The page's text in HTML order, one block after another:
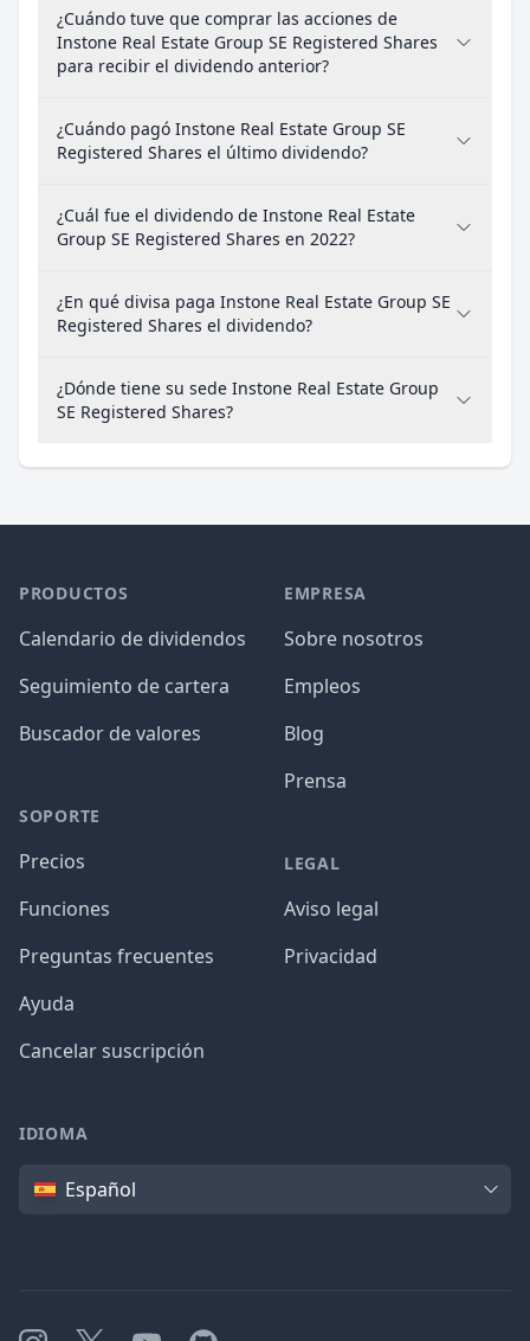
¿Cuándo tuve que comprar las acciones de
Instone Real Estate Group SE Registered Shares
para recibir el dividendo anterior?
¿Cuándo pagó Instone Real Estate Group SE
Registered Shares el último dividendo?
¿Cuál fue el dividendo de Instone Real Estate
Group SE Registered Shares en 2022?
¿En qué divisa paga Instone Real Estate Group SE
Registered Shares el dividendo?
¿Dónde tiene su sede Instone Real Estate Group
SE Registered Shares?
PRODUCTOS
Calendario de dividendos
Seguimiento de cartera
Buscador de valores
SOPORTE
Precios
Funciones
Preguntas frecuentes
Ayuda
Cancelar suscripción
EMPRESA
Sobre nosotros
Empleos
Blog
Prensa
LEGAL
Aviso legal
Privacidad
IDIOMA
IdiomaEspañol